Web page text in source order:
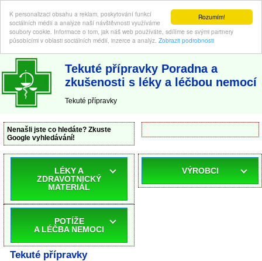
Rozumím!
K personalizaci obsahu a reklam, poskytování funkcí
sociálních médií a analýze naší návštěvnosti využíváme
soubory cookie. Informace o tom, jak náš web používáte, sdílíme se svými partnery
působícími v oblasti sociálních médií, inzerce a analýz. Zobrazit podrobnosti
ABC-LEKARNA.cz | Poradna a zkušenosti s léky a léčbou nemocí
Tekuté přípravky Poradna a
zkušenosti s léky a léčbou nemocí
Tekuté přípravky
Nenašli jste co hledáte? Zkuste
Google vyhledávání!
LÉKY A
ZDRAVOTNICKÝ
MATERIÁL
POTÍŽE
A LÉČBA NEMOCI
VÝROBCI
Tekuté přípravky